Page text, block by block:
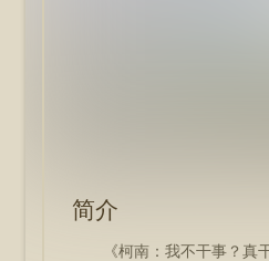
简介
《柯南：我不干事？真